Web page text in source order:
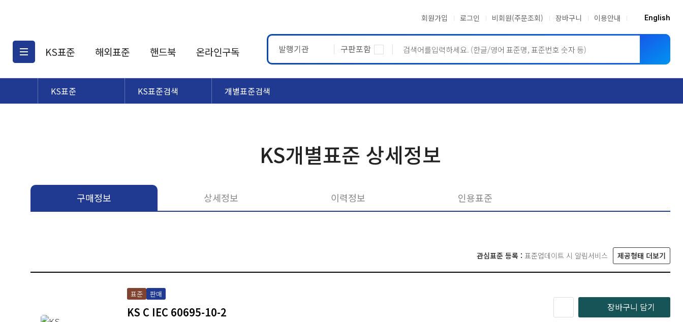
회원가입 로그인 비회원(주문조회) 장바구니 이용안내 English
KS표준
KS표준검색
해외표준
해외표준검색
핸드북 온라인구독 발행기관 구판포함
KS표준 KS표준검색 개별표준검색
KS개별표준 상세정보
구매정보 상세정보 이력정보 인용표준
관심표준 등록 : 표준업데이트 시 알림서비스 제공형태 더보기
표준 판매
KS C IEC 60695-10-2 장바구니 담기